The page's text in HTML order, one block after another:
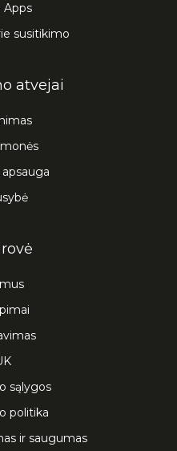
Apps
susitikimo
atvejai
sąlygos
politika
ir saugumas